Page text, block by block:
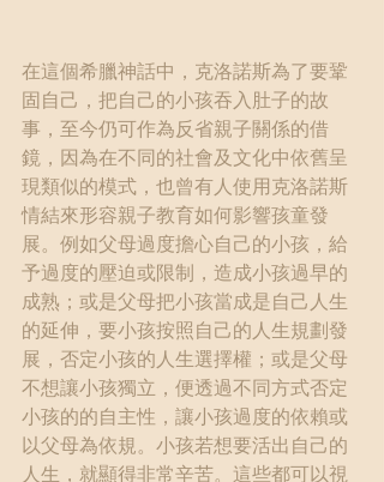
在這個希臘神話中，克洛諾斯為了要鞏
固自己，把自己的小孩吞入肚子的故
事，至今仍可作為反省親子關係的借
鏡，因為在不同的社會及文化中依舊呈
現類似的模式，也曾有人使用克洛諾斯
情結來形容親子教育如何影響孩童發
展。例如父母過度擔心自己的小孩，給
予過度的壓迫或限制，造成小孩過早的
成熟；或是父母把小孩當成是自己人生
的延伸，要小孩按照自己的人生規劃發
展，否定小孩的人生選擇權；或是父母
不想讓小孩獨立，便透過不同方式否定
小孩的的自主性，讓小孩過度的依賴或
以父母為依規。小孩若想要活出自己的
人生，就顯得非常辛苦。這些都可以視